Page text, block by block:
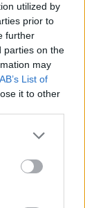
utilized by
prior to
further
parties on the
may
List of
it to other
Google
click to
tags to
Google